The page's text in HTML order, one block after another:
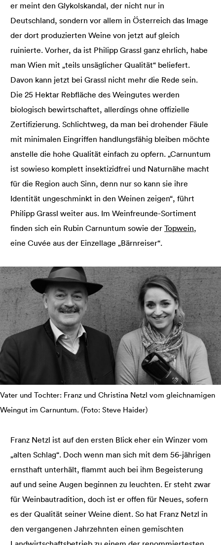
er meint den Glykolskandal, der nicht nur in
Deutschland, sondern vor allem in Österreich das Image
der dort produzierten Weine von jetzt auf gleich
ruinierte. Vorher, da ist Philipp Grassl ganz ehrlich, habe
man Wien mit „teils unsäglicher Qualität“ beliefert.
Davon kann jetzt bei Grassl nicht mehr die Rede sein.
Die 25 Hektar Rebfläche des Weingutes werden
biologisch bewirtschaftet, allerdings ohne offizielle
Zertifizierung. Schlichtweg, da man bei drohender Fäule
mit minimalen Eingriffen handlungsfähig bleiben möchte
anstelle die hohe Qualität einfach zu opfern. „Carnuntum
ist sowieso komplett insektizidfrei und Naturnähe macht
für die Region auch Sinn, denn nur so kann sie ihre
Identität ungeschminkt in den Weinen zeigen“, führt
Philipp Grassl weiter aus. Im Weinfreunde-Sortiment
finden sich ein Rubin Carnuntum sowie der Topwein,
eine Cuvée aus der Einzellage „Bärnreiser“.
Vater und Tochter: Franz und Christina Netzl vom gleichnamigen
Weingut im Carnuntum. (Foto: Steve Haider)
Franz Netzl ist auf den ersten Blick eher ein Winzer vom
„alten Schlag“. Doch wenn man sich mit dem 56-jährigen
ernsthaft unterhält, flammt auch bei ihm Begeisterung
auf und seine Augen beginnen zu leuchten. Er steht zwar
für Weinbautradition, doch ist er offen für Neues, sofern
es der Qualität seiner Weine dient. So hat Franz Netzl in
den vergangenen Jahrzehnten einen gemischten